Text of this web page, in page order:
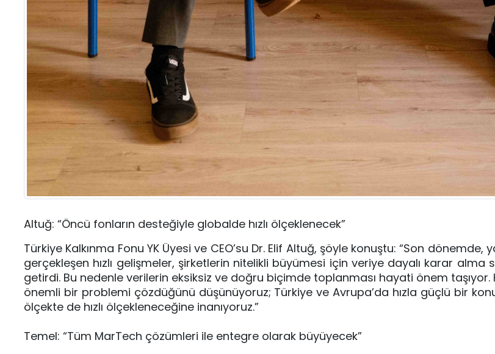
Altuğ: “Öncü fonların desteğiyle globalde hızlı ölçeklenecek”
Türkiye Kalkınma Fonu YK Üyesi ve CEO’su Dr. Elif Altuğ, şöyle konuştu: “Son dönemde,
gerçekleşen hızlı gelişmeler, şirketlerin nitelikli büyümesi için veriye dayalı karar alma
getirdi. Bu nedenle verilerin eksiksiz ve doğru biçimde toplanması hayati önem taşıyor.
önemli bir problemi çözdüğünü düşünüyoruz; Türkiye ve Avrupa’da hızla güçlü bir
ölçekte de hızlı ölçekleneceğine inanıyoruz.”
Temel: “Tüm MarTech çözümleri ile entegre olarak büyüyecek”